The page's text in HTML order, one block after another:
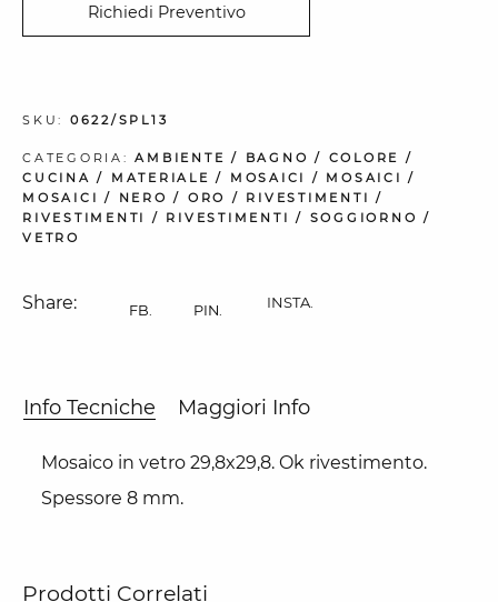
Richiedi Preventivo
SKU: 0622/SPL13
CATEGORIA:AMBIENTE / BAGNO / COLORE /
CUCINA / MATERIALE / MOSAICI / MOSAICI /
MOSAICI / NERO / ORO / RIVESTIMENTI /
RIVESTIMENTI
/ RIVESTIMENTI / SOGGIORNO /
VETRO
Share: FB. PIN. INSTA.
Info Tecniche Maggiori Info
Mosaico in vetro 29,8x29,8. Ok rivestimento.
Spessore 8 mm.
Prodotti Correlati